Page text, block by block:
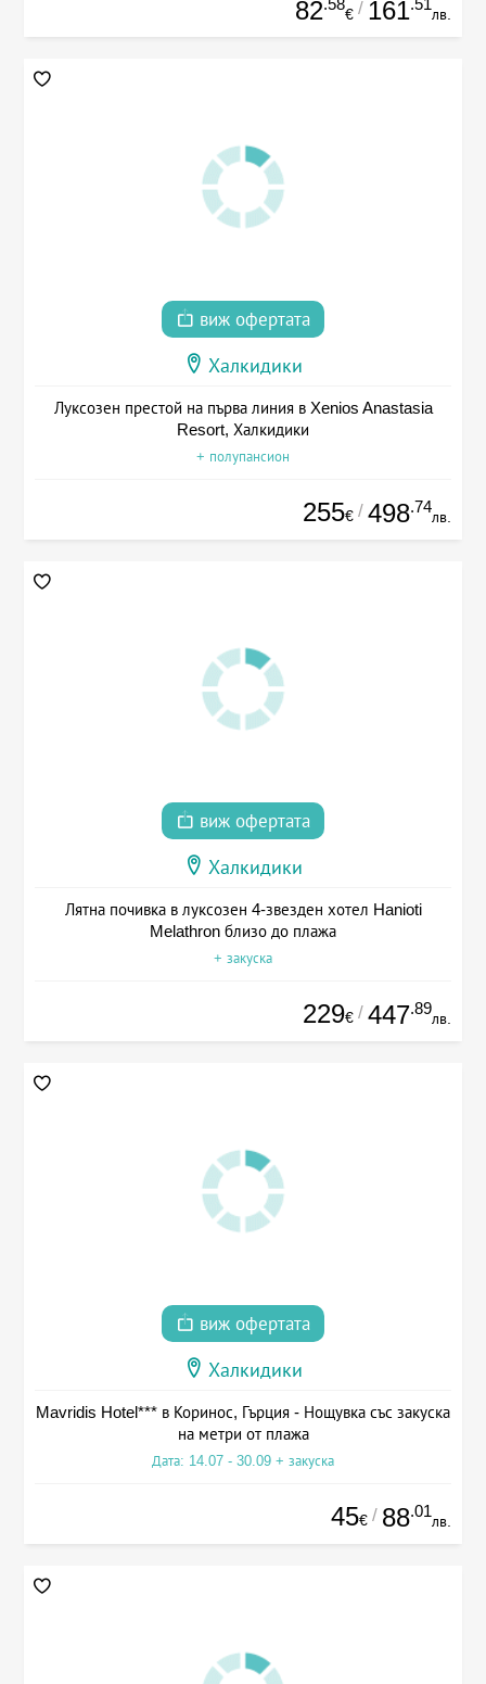
82.58
€ / 161.51
лв.
виж офертата
Халкидики
Луксозен престой на първа линия в Xenios Anastasia
Resort, Халкидики
+ полупансион
255€ / 498.74
лв.
виж офертата
Халкидики
Лятна почивка в луксозен 4-звезден хотел Hanioti
Melathron близо до плажа
+ закуска
229€ / 447.89
лв.
виж офертата
Халкидики
Mavridis Hotel*** в Коринос, Гърция - Нощувка със закуска
на метри от плажа
Дата: 14.07 - 30.09 + закуска
45€ / 88.01
лв.